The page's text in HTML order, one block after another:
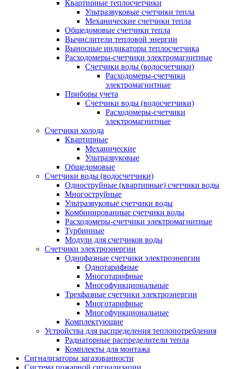
Квартирные теплосчетчики
Ультразвуковые счетчики тепла
Механические счетчики тепла
Общедомовые счетчики тепла
Вычислители тепловой энергии
Выносные индикаторы теплосчетчика
Расходомеры-счетчики электромагнитные
Счетчики воды (водосчетчики)
Расходомеры-счетчики
электромагнитные
Приборы учета
Счетчики воды (водосчетчики)
Расходомеры-счетчики
электромагнитные
Счетчики холода
Квартирные
Механические
Ультразвуковые
Общедомовые
Счетчики воды (водосчетчики)
Одноструйные (квартирные) счетчики воды
Многоструйные
Ультразвуковые счетчики воды
Комбинированные счетчики воды
Расходомеры-счетчики электромагнитные
Турбинные
Модули для счетчиков воды
Счетчики электроэнергии
Однофазные счетчики электроэнергии
Однотарифные
Многотарифные
Многофункциональные
Трехфазные счетчики электроэнергии
Многотарифные
Многофункциональные
Комплектующие
Устройства для распределения теплопотребления
Радиаторные распределители тепла
Комплекты для монтажа
Сигнализаторы загазованности
Система пожарной сигнализации